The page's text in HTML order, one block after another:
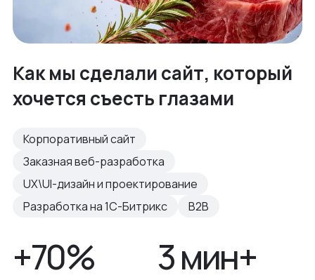
Как мы сделали сайт, который
хочется съесть глазами
Корпоративный сайт
Заказная веб-разработка
UX\UI-дизайн и проектирование
Разработка на 1С-Битрикс
B2B
+70% 3 мин+